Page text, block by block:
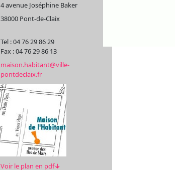
4 avenue Joséphine Baker
38000 Pont-de-Claix
Tel : 04 76 29 86 29
Fax : 04 76 29 86 13
maison.habitant@ville-
pontdeclaix.fr
Voir le plan en pdf↓